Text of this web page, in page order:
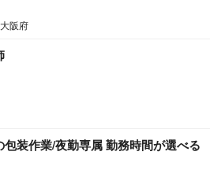
阪府
装作業/夜勤専属 勤務時間が選べる